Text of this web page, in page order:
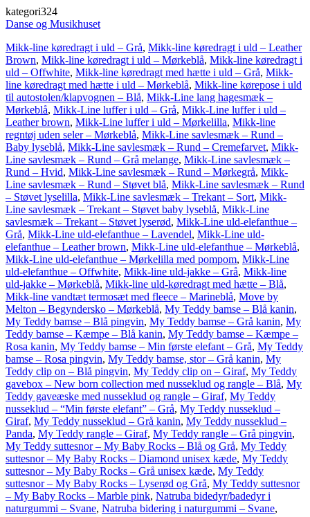
kategori324
Danse og Musikhuset
Mikk-line køredragt i uld – Grå, Mikk-line køredragt i uld – Leather
Brown, Mikk-line køredragt i uld – Mørkeblå, Mikk-line køredragt i
uld – Offwhite, Mikk-line køredragt med hætte i uld – Grå, Mikk-
line køredragt med hætte i uld – Mørkeblå, Mikk-line kørepose i uld
til autostolen/klapvognen – Blå, Mikk-Line lang hagesmæk –
Mørkeblå, Mikk-Line luffer i uld – Grå, Mikk-Line luffer i uld –
Leather brown, Mikk-Line luffer i uld – Mørkelilla, Mikk-line
regntøj uden seler – Mørkeblå, Mikk-Line savlesmæk – Rund –
Baby lyseblå, Mikk-Line savlesmæk – Rund – Cremefarvet, Mikk-
Line savlesmæk – Rund – Grå melange, Mikk-Line savlesmæk –
Rund – Hvid, Mikk-Line savlesmæk – Rund – Mørkegrå, Mikk-
Line savlesmæk – Rund – Støvet blå, Mikk-Line savlesmæk – Rund
– Støvet lyselilla, Mikk-Line savlesmæk – Trekant – Sort, Mikk-
Line savlesmæk – Trekant – Støvet baby lyseblå, Mikk-Line
savlesmæk – Trekant – Støvet lyserød, Mikk-Line uld-elefanthue –
Grå, Mikk-Line uld-elefanthue – Lavendel, Mikk-Line uld-
elefanthue – Leather brown, Mikk-Line uld-elefanthue – Mørkeblå,
Mikk-Line uld-elefanthue – Mørkelilla med pompom, Mikk-Line
uld-elefanthue – Offwhite, Mikk-line uld-jakke – Grå, Mikk-line
uld-jakke – Mørkeblå, Mikk-line uld-køredragt med hætte – Blå,
Mikk-line vandtæt termosæt med fleece – Marineblå, Move by
Melton – Begyndersko – Mørkeblå, My Teddy bamse – Blå kanin,
My Teddy bamse – Blå pingvin, My Teddy bamse – Grå kanin, My
Teddy bamse – Kæmpe – Blå kanin, My Teddy bamse – Kæmpe –
Rosa kanin, My Teddy bamse – Min første elefant – Grå, My Teddy
bamse – Rosa pingvin, My Teddy bamse, stor – Grå kanin, My
Teddy clip on – Blå pingvin, My Teddy clip on – Giraf, My Teddy
gavebox – New born collection med nusseklud og rangle – Blå, My
Teddy gaveæske med nusseklud og rangle – Giraf, My Teddy
nusseklud – “Min første elefant” – Grå, My Teddy nusseklud –
Giraf, My Teddy nusseklud – Grå kanin, My Teddy nusseklud –
Panda, My Teddy rangle – Giraf, My Teddy rangle – Grå pingvin,
My Teddy suttesnor – My Baby Rocks – Blå og Grå, My Teddy
suttesnor – My Baby Rocks – Diamond unisex kæde, My Teddy
suttesnor – My Baby Rocks – Grå unisex kæde, My Teddy
suttesnor – My Baby Rocks – Lyserød og Grå, My Teddy suttesnor
– My Baby Rocks – Marble pink, Natruba bidedyr/badedyr i
naturgummi – Svane, Natruba bidering i naturgummi – Svane,